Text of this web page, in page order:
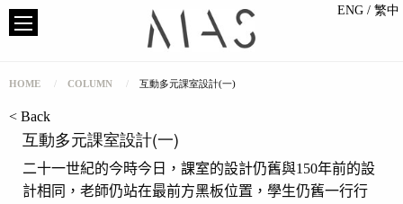
ENG / 繁中
HOME COLUMN 互動多元課室設計(一)
< Back
互動多元課室設計(一)
二十一世紀的今時今日，課室的設計仍舊與150年前的設
計相同，老師仍站在最前方黑板位置，學生仍舊一行行